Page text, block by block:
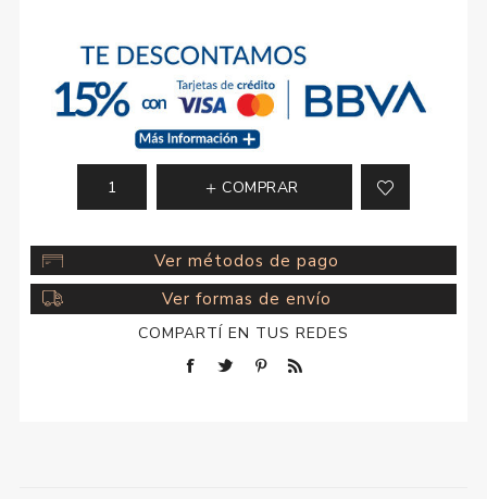
COMPRAR
Ver métodos de pago
Ver formas de envío
COMPARTÍ EN TUS REDES